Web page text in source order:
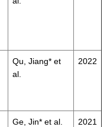
Qu, Jiang* et
al.
2022
Ge, Jin* et al. 2021